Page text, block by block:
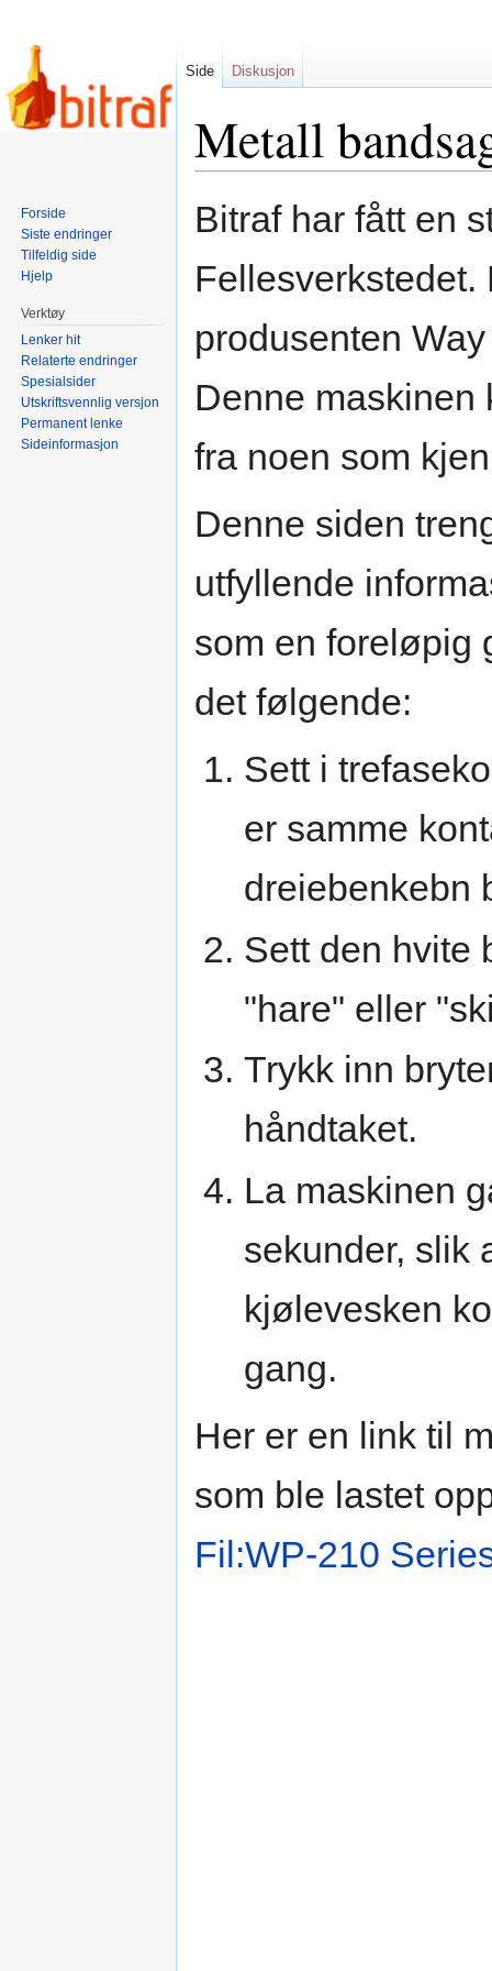
Metall
Hopp
til
Hopp
til
Bitraf har fått en
Fellesverkstedet.
produsenten
Denne maskinen
fra noen som
Denne siden
utfyllende
som en foreløpig
det følgende:
Sett i
er samme
dreiebenkebn
Sett den hvite
"hare" eller
Trykk inn
håndtaket.
La maskinen
sekunder, slik
kjølevesken
gang.
Her er en link til
som ble lastet
Fil:WP-210
Side Diskusjon
Forside
Siste endringer
Tilfeldig side
Hjelp
Verktøy
Lenker hit
Relaterte endringer
Spesialsider
Utskriftsvennlig versjon
Permanent lenke
Sideinformasjon